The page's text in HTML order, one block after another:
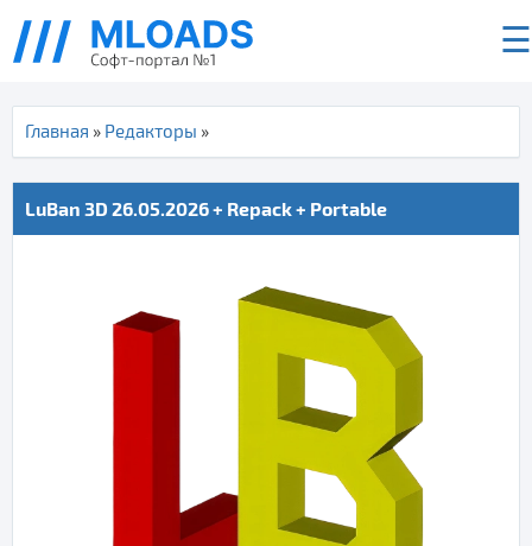
☰
Главная » Редакторы »
LuBan 3D 26.05.2026 + Repack + Portable